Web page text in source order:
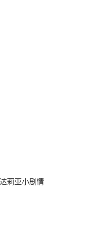
莉亚小剧情